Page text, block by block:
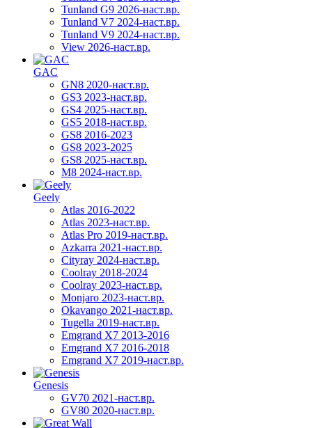
Tunland G9 2026-наст.вр.
Tunland V7 2024-наст.вр.
Tunland V9 2024-наст.вр.
View 2026-наст.вр.
GAC
GN8 2020-наст.вр.
GS3 2023-наст.вр.
GS4 2025-наст.вр.
GS5 2018-наст.вр.
GS8 2016-2023
GS8 2023-2025
GS8 2025-наст.вр.
M8 2024-наст.вр.
Geely
Atlas 2016-2022
Atlas 2023-наст.вр.
Atlas Pro 2019-наст.вр.
Azkarra 2021-наст.вр.
Cityray 2024-наст.вр.
Coolray 2018-2024
Coolray 2023-наст.вр.
Monjaro 2023-наст.вр.
Okavango 2021-наст.вр.
Tugella 2019-наст.вр.
Emgrand Х7 2013-2016
Emgrand X7 2016-2018
Emgrand X7 2019-наст.вр.
Genesis
GV70 2021-наст.вр.
GV80 2020-наст.вр.